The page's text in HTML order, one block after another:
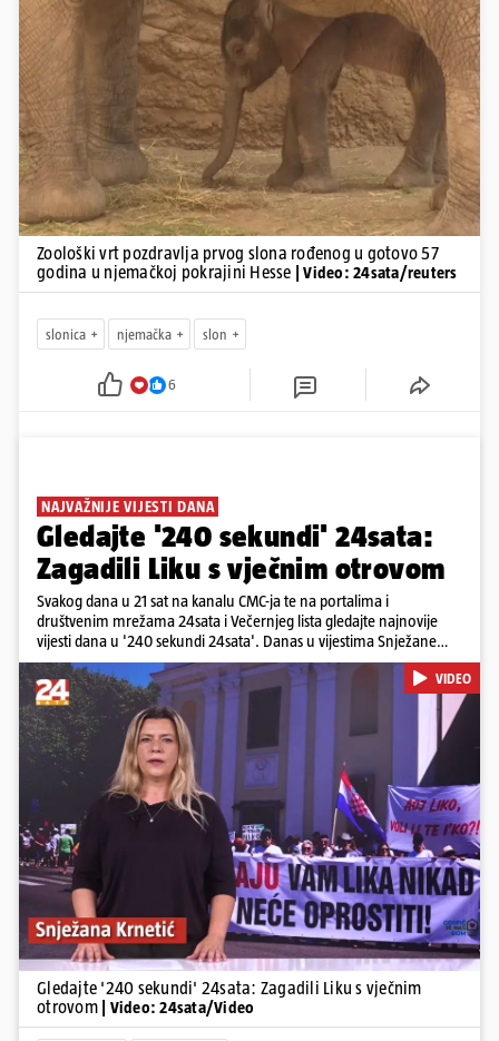
Pokretanje videa...
Zoološki vrt pozdravlja prvog slona rođenog u gotovo 57
godina u njemačkoj pokrajini Hesse
| Video: 24sata/reuters
slonica njemačka slon
6
NAJVAŽNIJE VIJESTI DANA
Gledajte '240 sekundi' 24sata:
Zagadili Liku s vječnim otrovom
Svakog dana u 21 sat na kanalu CMC-ja te na portalima i
društvenim mrežama 24sata i Večernjeg lista gledajte najnovije
vijesti dana u '240 sekundi 24sata'. Danas u vijestima Snježane
Krnetić: Lika teško zagađena s 37.000 tona opasnog otpada, Troje
poginulih u nesreći u Zagrebu, Uhićen načelnik Svetog Ivana
Žabna, Borba za život Denisa Vejzovića, Krajaču režu ovlasti: Slijedi
otkaz...
Pokretanje videa...
VIDEO
Gledajte '240 sekundi' 24sata: Zagadili Liku s vječnim
otrovom
| Video: 24sata/Video